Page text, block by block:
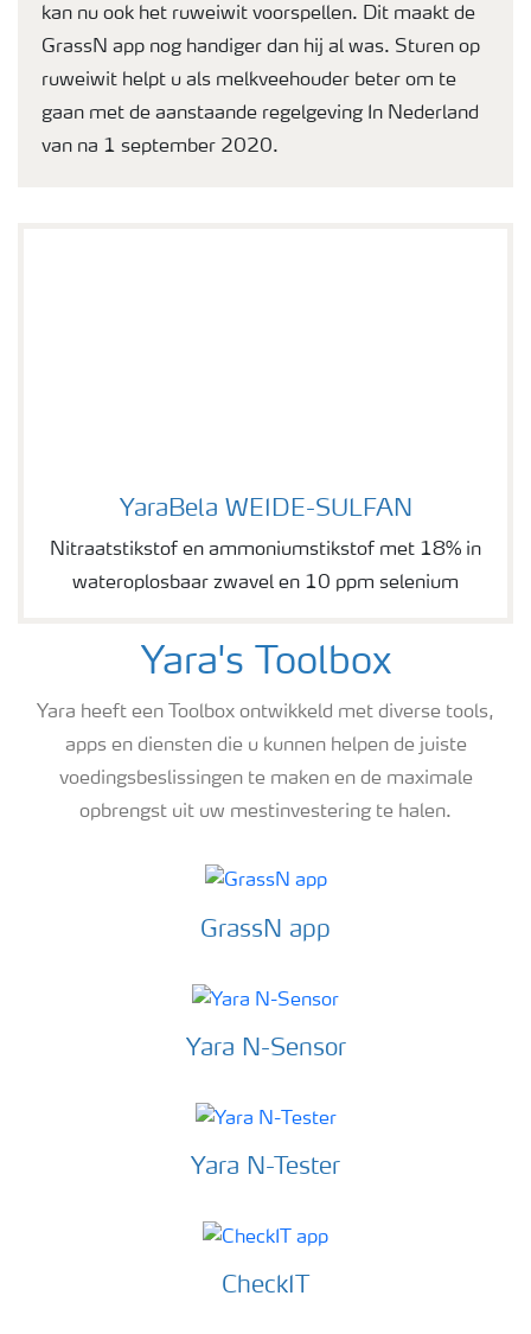
kan nu ook het ruweiwit voorspellen. Dit maakt de
GrassN app nog handiger dan hij al was. Sturen op
ruweiwit helpt u als melkveehouder beter om te
gaan met de aanstaande regelgeving In Nederland
van na 1 september 2020.
YaraBela WEIDE-SULFAN
YaraBela WEIDE-SULFAN
Nitraatstikstof en ammoniumstikstof met 18% in
wateroplosbaar zwavel en 10 ppm selenium
Yara's Toolbox
Yara heeft een Toolbox ontwikkeld met diverse tools,
apps en diensten die u kunnen helpen de juiste
voedingsbeslissingen te maken en de maximale
opbrengst uit uw mestinvestering te halen.
GrassN app
Yara N-Sensor
Yara N-Tester
CheckIT